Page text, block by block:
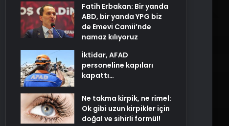
Fatih Erbakan: Bir yanda
ABD, bir yanda YPG biz
de Emevi Camii’nde
namaz kılıyoruz
İktidar, AFAD
personeline kapıları
kapattı…
Ne takma kirpik, ne rimel:
Ok gibi uzun kirpikler için
doğal ve sihirli formül!